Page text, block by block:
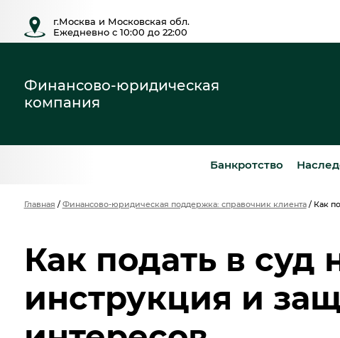
г.Москва и Московская обл.
Ежедневно с 10:00 до 22:00
Финансово-юридическая
компания
Банкротство
Главная / Финансово-юридическая поддержка: справочник клиента/ Как
Как подать в суд
инструкция и